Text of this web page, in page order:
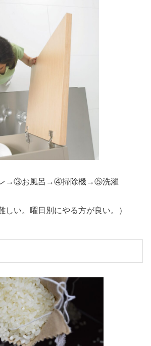
→③お風呂→④掃除機→⑤洗濯
しい。曜日別にやる方が良い。）